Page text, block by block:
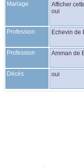
Mariage
Afficher
oui
Profession Echevin de
Profession Amman de
Décès oui